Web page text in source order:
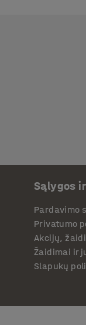
Sąlygos
Pardavimo
Privatumo
Akcijų,
Žaidimai ir
Slapukų